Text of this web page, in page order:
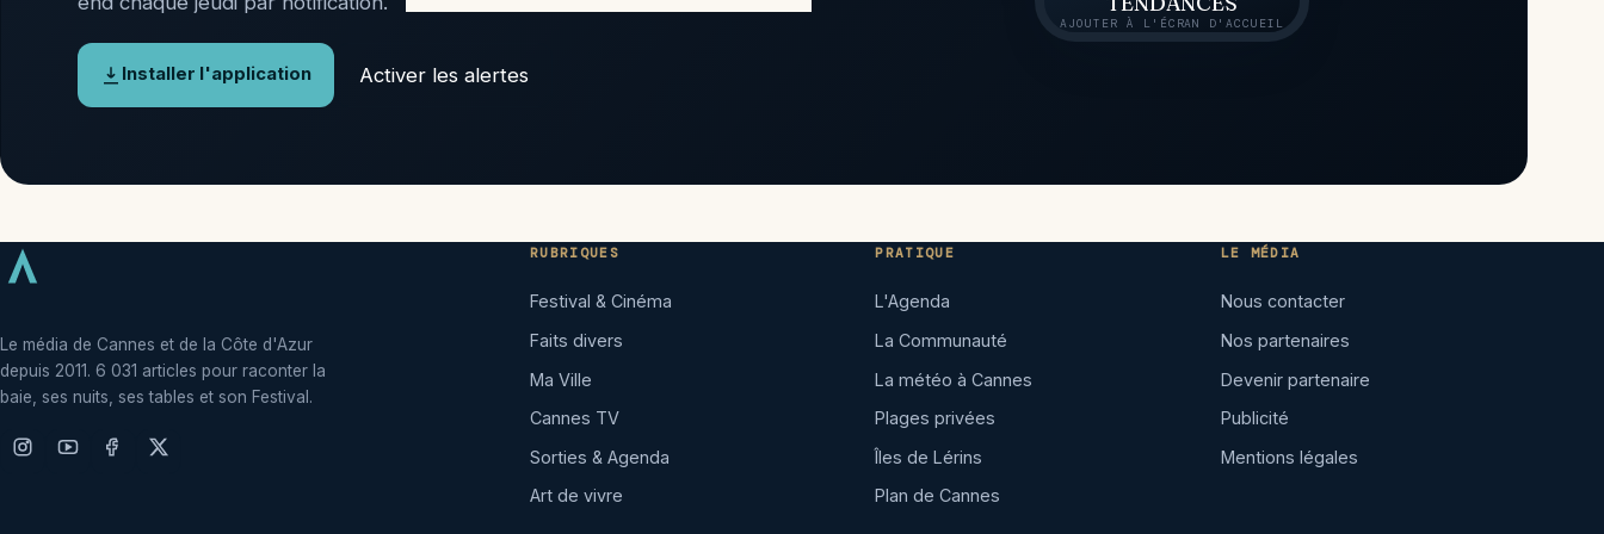
Installer l'application Activer les alertes
AJOUTER À L'ÉCRAN D'ACCUEIL
Le média de Cannes et de la Côte d'Azur
depuis 2011. 6 031 articles pour raconter la
baie, ses nuits, ses tables et son Festival.
RUBRIQUES
Festival & Cinéma
Faits divers
Ma Ville
Cannes TV
Sorties & Agenda
Art de vivre
PRATIQUE
L'Agenda
La Communauté
La météo à Cannes
Plages privées
Îles de Lérins
Plan de Cannes
LE MÉDIA
Nous contacter
Nos partenaires
Devenir partenaire
Publicité
Mentions légales